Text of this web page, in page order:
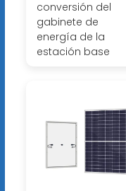
conversión del
gabinete de
energía de la
estación base